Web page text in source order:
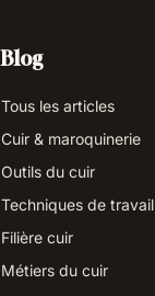
Blog
Tous les articles
Cuir & maroquinerie
Outils du cuir
Techniques de travail
Filière cuir
Métiers du cuir